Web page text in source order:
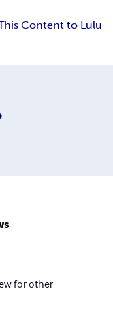
Content to Lulu
for other